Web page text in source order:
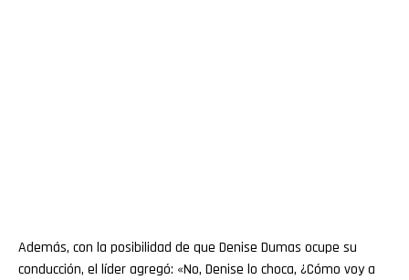
Además, con la posibilidad de que Denise Dumas ocupe su
conducción, el líder agregó: «No, Denise lo choca, ¿Cómo voy a